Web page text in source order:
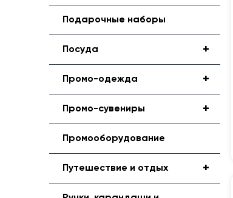
Подарочные наборы
+
Посуда
+
Промо-одежда
+
Промо-сувениры
Промооборудование
+
Путешествие и отдых